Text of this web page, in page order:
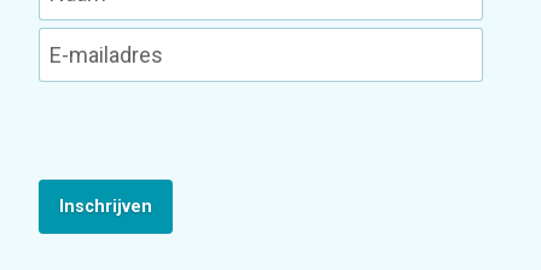
Inschrijven